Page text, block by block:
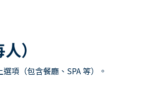
）
項（包含餐廳、SPA 等）。